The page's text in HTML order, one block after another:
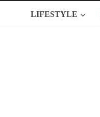
LIFESTYLE